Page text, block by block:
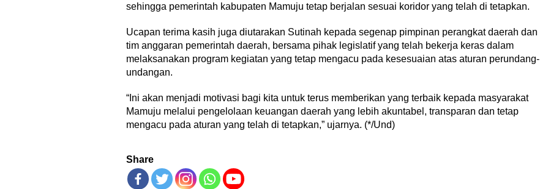
sehingga pemerintah kabupaten Mamuju tetap berjalan sesuai koridor yang telah di tetapkan.
Ucapan terima kasih juga diutarakan Sutinah kepada segenap pimpinan perangkat daerah dan
tim anggaran pemerintah daerah, bersama pihak legislatif yang telah bekerja keras dalam
melaksanakan program kegiatan yang tetap mengacu pada kesesuaian atas aturan perundang-
undangan.
“Ini akan menjadi motivasi bagi kita untuk terus memberikan yang terbaik kepada masyarakat
Mamuju melalui pengelolaan keuangan daerah yang lebih akuntabel, transparan dan tetap
mengacu pada aturan yang telah di tetapkan,” ujarnya. (*/Und)
Share